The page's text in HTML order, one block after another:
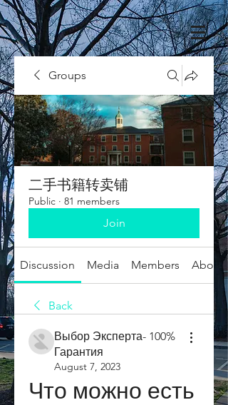
Groups
二手书籍转卖铺
Public · 81 members
Join
Discussion Media Members About
Back
Выбор Эксперта- 100%
Гарантия
August 7, 2023
Что можно есть